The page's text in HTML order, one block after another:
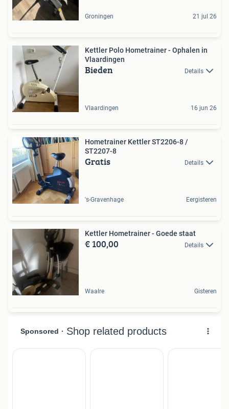
Groningen 21 jul 26
Kettler Polo Hometrainer - Ophalen in
Vlaardingen
Bieden Details
Vlaardingen 16 jun 26
Hometrainer Kettler ST2206-8 /
ST2207-8
Gratis Details
's-Gravenhage Eergisteren
Kettler Hometrainer - Goede staat
€ 100,00 Details
Waalre Gisteren